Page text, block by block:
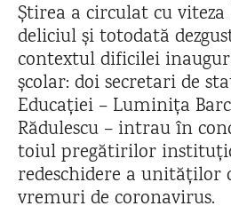
Știrea a circulat cu
deliciul și totodată
contextul dificilei
școlar: doi secretari de
Educației – Luminița
Rădulescu – intrau în
toiul pregătirilor
redeschidere a
vremuri de coronavirus.